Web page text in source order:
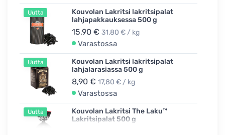
Uutta
Kouvolan Lakritsi lakritsipalat
lahjapakkauksessa 500 g
15,90 € 31,80 € / kg
Varastossa
Uutta
Kouvolan Lakritsi lakritsipalat
lahjalarasiassa 500 g
8,90 € 17,80 € / kg
Varastossa
Uutta
Kouvolan Lakritsi The Laku™
Lakritsipalat 500 g